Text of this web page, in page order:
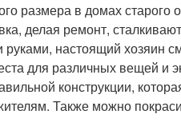
размера в домах старого
делая ремонт,
настоящий хозяин
для различных вещей и
конструкции,
Также можно